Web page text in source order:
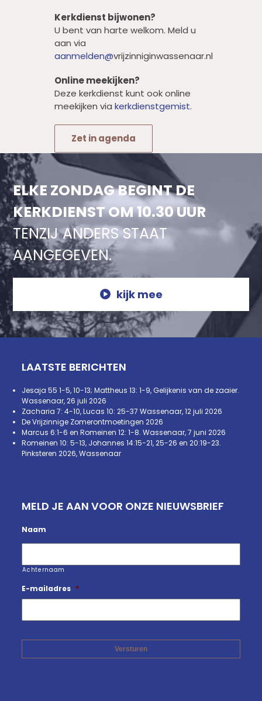
Kerkdienst bijwonen?
U bent van harte welkom. Meld u
aan via
aanmelden@vrijzinniginwassenaar.nl
Online meekijken?
Deze kerkdienst kunt ook online
meekijken via kerkdienstgemist.
Zet in agenda
ELKE ZONDAG BEGINT DE
KERKDIENST OM 10.30 UUR
TENZIJ ANDERS STAAT
AANGEGEVEN.
kijk mee
LAATSTE BERICHTEN
Jesaja 55 1-5, 10-13; Mattheus 13: 1-9, Gelijkenis van de zaaier.
Wassenaar, 26 juli 2026
Zacharia 7: 4-10, Lucas 10: 25-37 Wassenaar, 12 juli 2026
De Vrijzinnige Zomerontmoetingen 2026
Marcus 6:1-6 en Romeinen 12: 1-8. Wassenaar, 7 juni 2026
Romeinen 10: 5-13, Johannes 14:15-21, 25-26 en 20:19-23.
Pinksteren 2026, Wassenaar
MELD JE AAN VOOR ONZE NIEUWSBRIEF
Naam
Achternaam
E-mailadres *